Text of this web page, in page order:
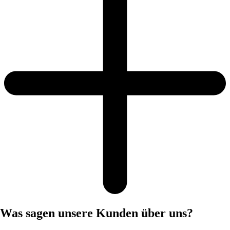
Was sagen unsere Kunden über uns?